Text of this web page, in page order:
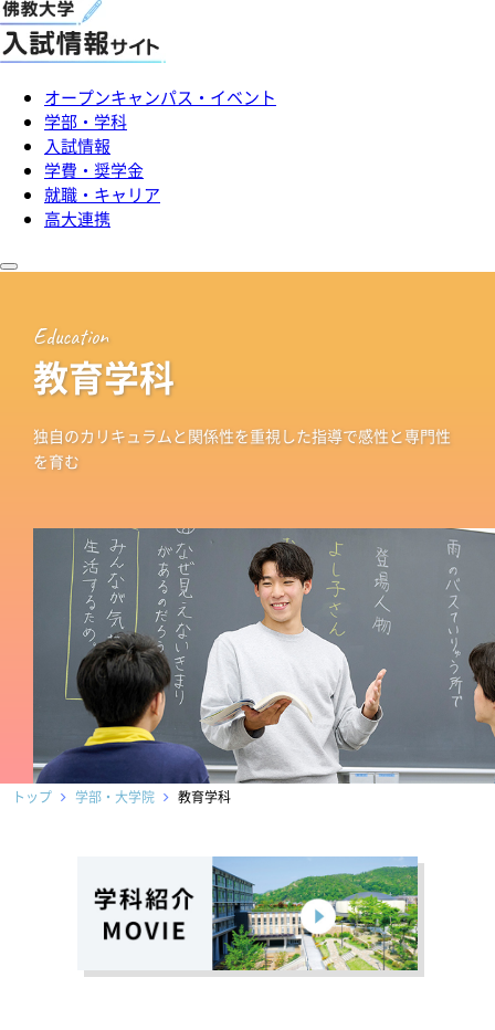
オープンキャンパス・イベント
学部・学科
入試情報
学費・奨学金
就職・キャリア
高大連携
Education
教育学科
独自のカリキュラムと関係性を重視した指導で感性と専門性
を育む
トップ 学部・大学院 教育学科